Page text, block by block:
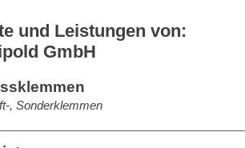
und Leistungen von:
GmbH
, Sonderklemmen